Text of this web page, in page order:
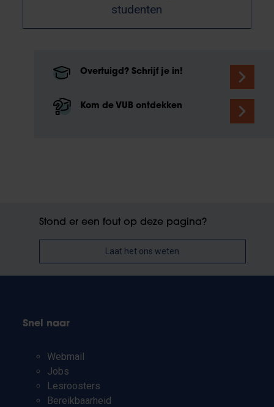
studenten
Overtuigd? Schrijf je in!
Kom de VUB ontdekken
Stond er een fout op deze pagina?
Laat het ons weten
Snel naar
Webmail
Jobs
Lesroosters
Bereikbaarheid